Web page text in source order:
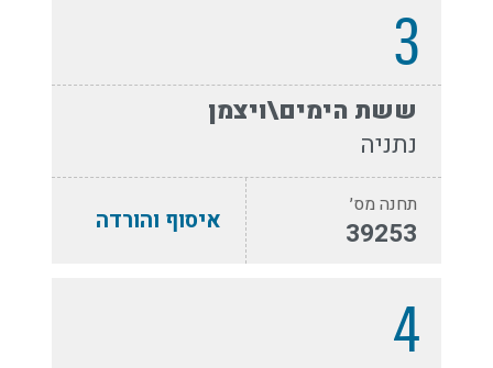
3
ששת הימים\ויצמן
נתניה
תחנה מס׳
39253 איסוף והורדה
4